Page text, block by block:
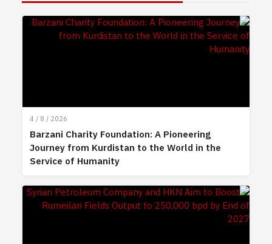
4 / 8 / 2026
Barzani Charity Foundation: A Pioneering
Journey from Kurdistan to the World in the
Service of Humanity